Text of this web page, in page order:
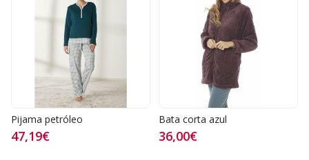
Pijama petróleo
47,19€
Bata corta azul
36,00€